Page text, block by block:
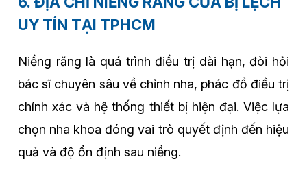
UY TÍN TẠI TPHCM
Niềng răng là quá trình điều trị dài hạn, đòi hỏi
bác sĩ chuyên sâu về chỉnh nha, phác đồ điều trị
chính xác và hệ thống thiết bị hiện đại. Việc lựa
chọn nha khoa đóng vai trò quyết định đến hiệu
quả và độ ổn định sau niềng.